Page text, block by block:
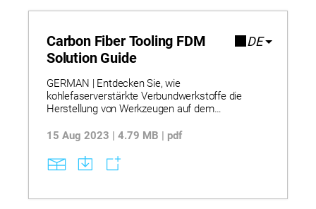
Carbon Fiber Tooling FDM
Solution Guide
DE
GERMAN | Entdecken Sie, wie
kohlefaserverstärkte Verbundwerkstoffe die
Herstellung von Werkzeugen auf dem
leichte Alternativen zu Metall bieten. Erfahren Sie,
Vorlaufzeiten um bis zu 90 % verkürzt und die
Produktionskosten durch geringeren
senkt. Erkunden Sie reale Anwendungsfälle, in
15 Aug 2023 | 4.79 MB | pdf